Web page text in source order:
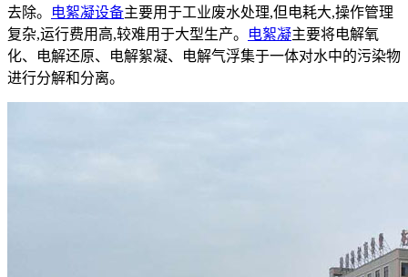
去除。
电絮凝设备主要用于工业废水处理,但电耗大,操作管理
复杂,运行费用高,较难用于大型生产。
电絮凝主要将电解氧
化、电解还原、电解絮凝、电解气浮集于一体对水中的污染物
进行分解和分离。